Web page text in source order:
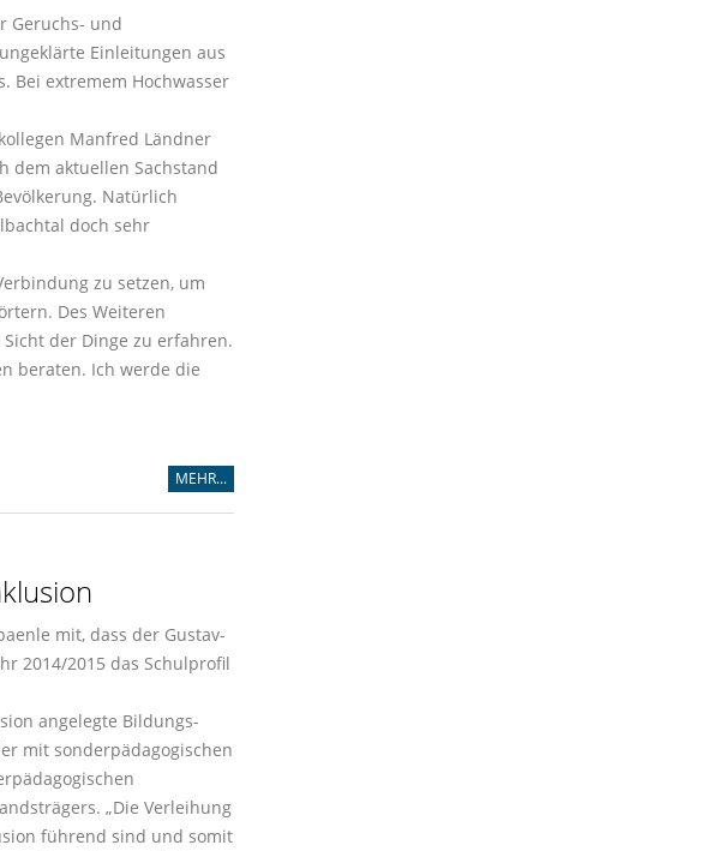
Geruchs- und
Einleitungen aus
Bei extremem Hochwasser
Manfred Ländner
dem aktuellen Sachstand
Natürlich
doch sehr
zu setzen, um
Des Weiteren
der Dinge zu erfahren.
beraten. Ich werde die
MEHR...
mit, dass der Gustav-
2014/2015 das Schulprofil
angelegte Bildungs-
mit sonderpädagogischen
„Die Verleihung
führend sind und somit